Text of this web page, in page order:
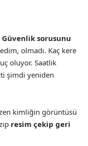
Güvenlik sorusunu
olmadı. Kaç kere
oluyor. Saatlik
şimdi yeniden
kimliğin görüntüsü
resim çekip geri